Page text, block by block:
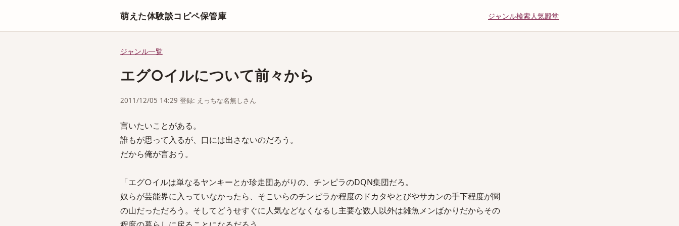
萌えた体験談コピペ保管庫 ジャンル検索人気殿堂
ジャンル一覧
エグ○イルについて前々から
2011/12/05 14:29 登録: えっちな名無しさん
言いたいことがある。
誰もが思って入るが、口には出さないのだろう。
だから俺が言おう。
「エグ○イルは単なるヤンキーとか珍走団あがりの、チンピラのDQN集団だろ。
奴らが芸能界に入っていなかったら、そこいらのチンピラか程度のドカタやとびやサカンの手下程度が関
の山だっただろう。そしてどうせすぐに人気などなくなるし主要な数人以外は雑魚メンばかりだからその